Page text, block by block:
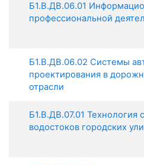
Б1.В.ДВ.06.01
профессиональной
Б1.В.ДВ.06.02 Системы
проектирования в
отрасли
Б1.В.ДВ.07.01 Технология
водостоков городских